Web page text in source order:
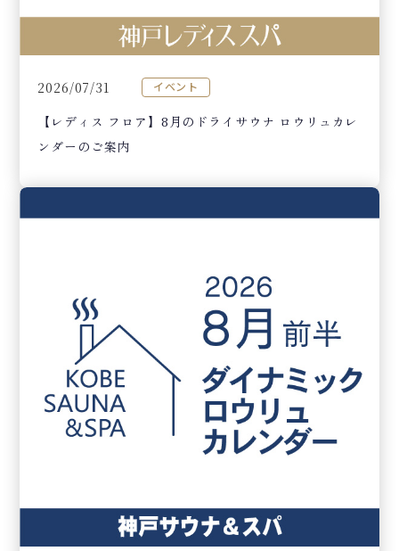
2026/07/31 イベント
【レディス フロア】8月のドライサウナ ロウリュカレ
ンダーのご案内